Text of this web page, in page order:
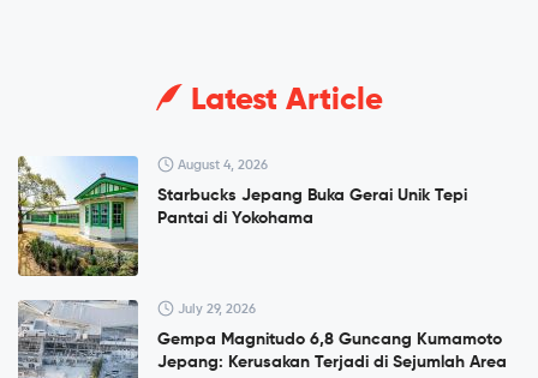
Latest Article
August 4, 2026
Starbucks Jepang Buka Gerai Unik Tepi
Pantai di Yokohama
July 29, 2026
Gempa Magnitudo 6,8 Guncang Kumamoto
Jepang: Kerusakan Terjadi di Sejumlah Area